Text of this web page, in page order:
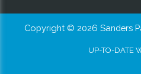
Copyright © 2026 Sanders
UP-TO-DATE